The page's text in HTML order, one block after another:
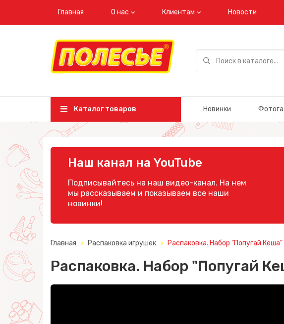
Главная О нас Клиентам Новости
Каталог товаров Новинки
Наш канал на YouTube
Подписывайтесь на наш видео-канал. На нем
мы рассказываем и показываем все наши
новинки!
Главная Распаковка игрушек Распаковка. Набор "Попугай
Распаковка. Набор "Попугай